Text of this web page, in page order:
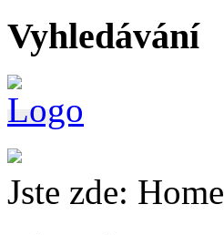
Vyhledávání
Jste zde: Home